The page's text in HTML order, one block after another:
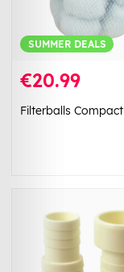
SUMMER DEALS
€20.99
Filterballs Compact